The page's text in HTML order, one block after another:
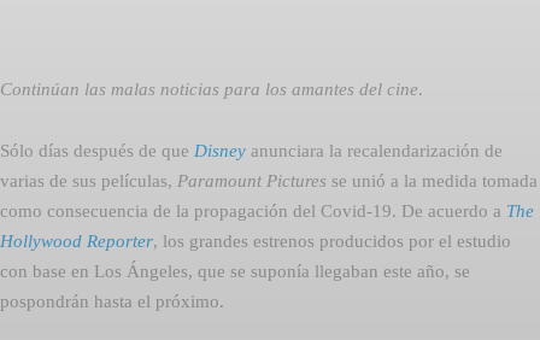
Continúan las malas noticias para los amantes del cine.
Sólo días después de que Disney anunciara la recalendarización de
varias de sus películas, Paramount Pictures se unió a la medida tomada
como consecuencia de la propagación del Covid-19. De acuerdo a The
Hollywood Reporter, los grandes estrenos producidos por el estudio
con base en Los Ángeles, que se suponía llegaban este año, se
pospondrán hasta el próximo.